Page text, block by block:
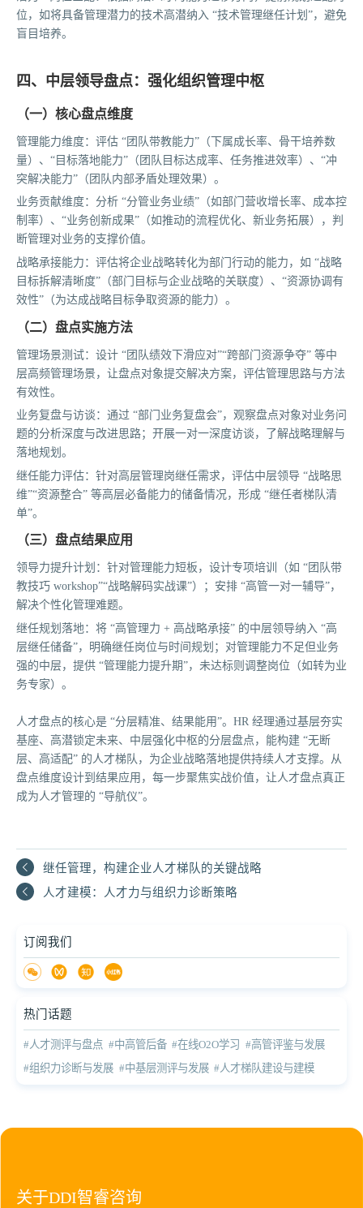
位，如将具备管理潜力的技术高潜纳入 “技术管理继任计划”，避免
盲目培养。
四、中层领导盘点：强化组织管理中枢
（一）核心盘点维度
管理能力维度：评估 “团队带教能力”（下属成长率、骨干培养数
量）、“目标落地能力”（团队目标达成率、任务推进效率）、“冲
突解决能力”（团队内部矛盾处理效果）。
业务贡献维度：分析 “分管业务业绩”（如部门营收增长率、成本控
制率）、“业务创新成果”（如推动的流程优化、新业务拓展），判
断管理对业务的支撑价值。
战略承接能力：评估将企业战略转化为部门行动的能力，如 “战略
目标拆解清晰度”（部门目标与企业战略的关联度）、“资源协调有
效性”（为达成战略目标争取资源的能力）。
（二）盘点实施方法
管理场景测试：设计 “团队绩效下滑应对”“跨部门资源争夺” 等中
层高频管理场景，让盘点对象提交解决方案，评估管理思路与方法
有效性。
业务复盘与访谈：通过 “部门业务复盘会”，观察盘点对象对业务问
题的分析深度与改进思路；开展一对一深度访谈，了解战略理解与
落地规划。
继任能力评估：针对高层管理岗继任需求，评估中层领导 “战略思
维”“资源整合” 等高层必备能力的储备情况，形成 “继任者梯队清
单”。
（三）盘点结果应用
领导力提升计划：针对管理能力短板，设计专项培训（如 “团队带
教技巧 workshop”“战略解码实战课”）；安排 “高管一对一辅导”，
解决个性化管理难题。
继任规划落地：将 “高管理力 + 高战略承接” 的中层领导纳入 “高
层继任储备”，明确继任岗位与时间规划；对管理能力不足但业务
强的中层，提供 “管理能力提升期”，未达标则调整岗位（如转为业
务专家）。
人才盘点的核心是 “分层精准、结果能用”。HR 经理通过基层夯实
基座、高潜锁定未来、中层强化中枢的分层盘点，能构建 “无断
层、高适配” 的人才梯队，为企业战略落地提供持续人才支撑。从
盘点维度设计到结果应用，每一步聚焦实战价值，让人才盘点真正
成为人才管理的 “导航仪”。
继任管理，构建企业人才梯队的关键战略
人才建模：人才力与组织力诊断策略
订阅我们
热门话题
#人才测评与盘点 #中高管后备 #在线O2O学习 #高管评鉴与发展
#组织力诊断与发展 #中基层测评与发展 #人才梯队建设与建模
关于DDI智睿咨询